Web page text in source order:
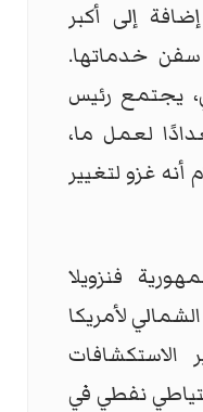
إلى أكبر
خدماتها.
يجتمع رئيس
لعمل ما،
أنه غزو لتغيير
فنزويلا
لأمريكا
الاستكشافات
نفطي في